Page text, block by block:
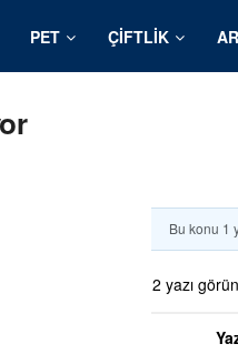
PET ÇIFTLIK
Bu konu 1
2 yazı